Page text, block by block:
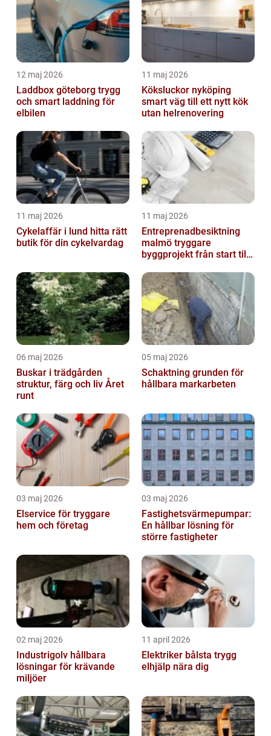
12 maj 2026
Laddbox göteborg trygg
och smart laddning för
elbilen
11 maj 2026
Köksluckor nyköping
smart väg till ett nytt kök
utan helrenovering
11 maj 2026
Cykelaffär i lund hitta rätt
butik för din cykelvardag
11 maj 2026
Entreprenadbesiktning
malmö tryggare
byggprojekt från start till
06 maj 2026
Buskar i trädgården
struktur, färg och liv Året
runt
05 maj 2026
Schaktning grunden för
hållbara markarbeten
03 maj 2026
Elservice för tryggare
hem och företag
03 maj 2026
Fastighetsvärmepumpar:
En hållbar lösning för
större fastigheter
02 maj 2026
Industrigolv hållbara
lösningar för krävande
miljöer
11 april 2026
Elektriker bålsta trygg
elhjälp nära dig